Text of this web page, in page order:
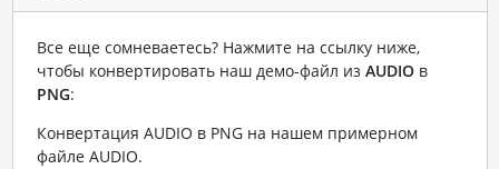
Все еще сомневаетесь? Нажмите на ссылку ниже,
чтобы конвертировать наш демо-файл из AUDIOв
PNG:
Конвертация AUDIO в PNG на нашем примерном
файле AUDIO.